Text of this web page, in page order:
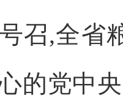
召,全省
的党中